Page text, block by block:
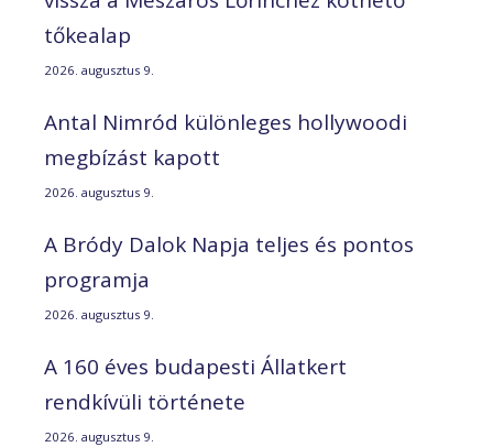
tőkealap
2026. augusztus 9.
Antal Nimród különleges hollywoodi
megbízást kapott
2026. augusztus 9.
A Bródy Dalok Napja teljes és pontos
programja
2026. augusztus 9.
A 160 éves budapesti Állatkert
rendkívüli története
2026. augusztus 9.